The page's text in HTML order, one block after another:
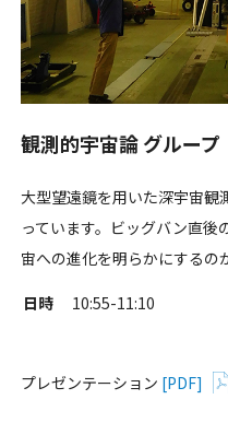
観測的宇宙論 グループ
大型望遠鏡を用いた深宇宙観
っています。ビッグバン直後
宙への進化を明らかにするの
日時 10:55-11:10
プレゼンテーション [PDF]